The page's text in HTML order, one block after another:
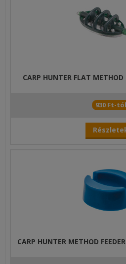
CARP HUNTER FLAT
930 Ft-tól
CARP HUNTER METHOD